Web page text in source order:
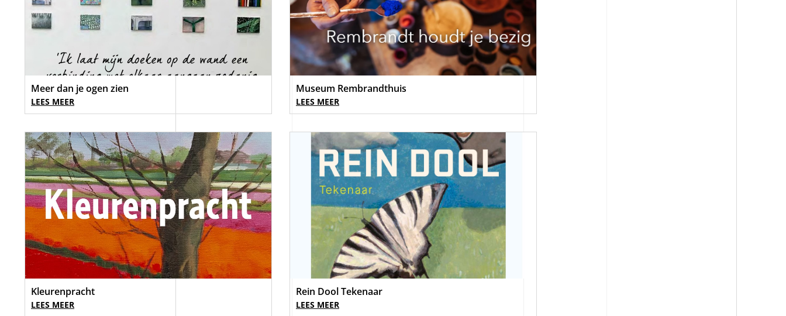
Meer dan je ogen zien
LEES MEER
Museum Rembrandthuis
LEES MEER
Kleurenpracht
LEES MEER
Rein Dool Tekenaar
LEES MEER